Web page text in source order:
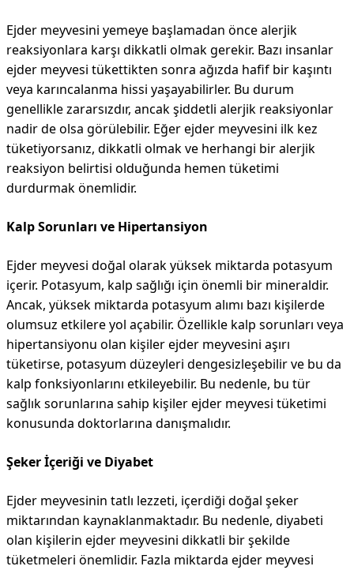
Ejder meyvesini yemeye başlamadan önce alerjik
reaksiyonlara karşı dikkatli olmak gerekir. Bazı insanlar
ejder meyvesi tükettikten sonra ağızda hafif bir kaşıntı
veya karıncalanma hissi yaşayabilirler. Bu durum
genellikle zararsızdır, ancak şiddetli alerjik reaksiyonlar
nadir de olsa görülebilir. Eğer ejder meyvesini ilk kez
tüketiyorsanız, dikkatli olmak ve herhangi bir alerjik
reaksiyon belirtisi olduğunda hemen tüketimi
durdurmak önemlidir.
Kalp Sorunları ve Hipertansiyon
Ejder meyvesi doğal olarak yüksek miktarda potasyum
içerir. Potasyum, kalp sağlığı için önemli bir mineraldir.
Ancak, yüksek miktarda potasyum alımı bazı kişilerde
olumsuz etkilere yol açabilir. Özellikle kalp sorunları veya
hipertansiyonu olan kişiler ejder meyvesini aşırı
tüketirse, potasyum düzeyleri dengesizleşebilir ve bu da
kalp fonksiyonlarını etkileyebilir. Bu nedenle, bu tür
sağlık sorunlarına sahip kişiler ejder meyvesi tüketimi
konusunda doktorlarına danışmalıdır.
Şeker İçeriği ve Diyabet
Ejder meyvesinin tatlı lezzeti, içerdiği doğal şeker
miktarından kaynaklanmaktadır. Bu nedenle, diyabeti
olan kişilerin ejder meyvesini dikkatli bir şekilde
tüketmeleri önemlidir. Fazla miktarda ejder meyvesi